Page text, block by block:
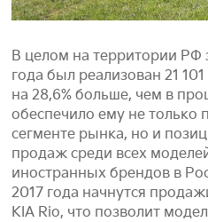
В целом на территории РФ
года был реализован 21
на 28,6% больше, чем в
обеспечило ему не только
сегменте рынка, но и
продаж среди всех
иностранных брендов в
2017 года начнутся
KIA Rio, что позволит